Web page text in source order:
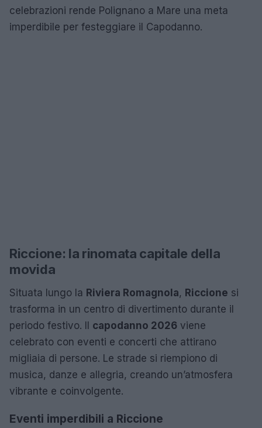
celebrazioni rende Polignano a Mare una meta
imperdibile per festeggiare il Capodanno.
Riccione: la rinomata capitale della
movida
Situata lungo la Riviera Romagnola, Riccione si
trasforma in un centro di divertimento durante il
periodo festivo. Il capodanno 2026 viene
celebrato con eventi e concerti che attirano
migliaia di persone. Le strade si riempiono di
musica, danze e allegria, creando un’atmosfera
vibrante e coinvolgente.
Eventi imperdibili a Riccione